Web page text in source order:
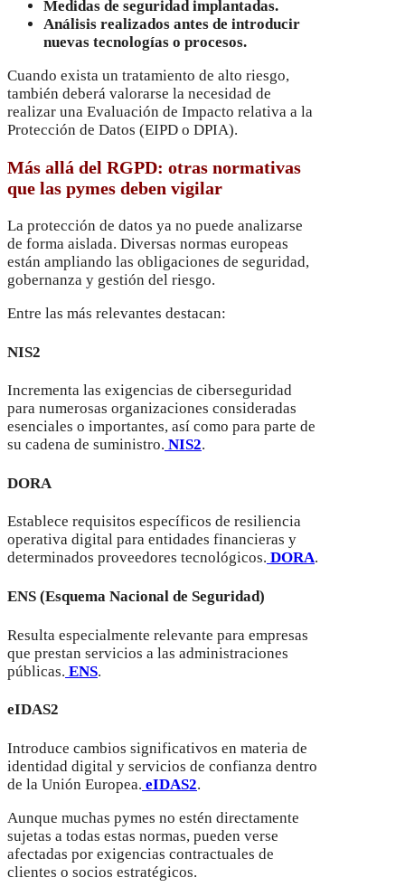
Medidas de seguridad implantadas.
Análisis realizados antes de introducir
nuevas tecnologías o procesos.
Cuando exista un tratamiento de alto riesgo,
también deberá valorarse la necesidad de
realizar una Evaluación de Impacto relativa a la
Protección de Datos (EIPD o DPIA).
Más allá del RGPD: otras normativas
que las pymes deben vigilar
La protección de datos ya no puede analizarse
de forma aislada. Diversas normas europeas
están ampliando las obligaciones de seguridad,
gobernanza y gestión del riesgo.
Entre las más relevantes destacan:
NIS2
Incrementa las exigencias de ciberseguridad
para numerosas organizaciones consideradas
esenciales o importantes, así como para parte de
su cadena de suministro. NIS2.
DORA
Establece requisitos específicos de resiliencia
operativa digital para entidades financieras y
determinados proveedores tecnológicos. DORA.
ENS (Esquema Nacional de Seguridad)
Resulta especialmente relevante para empresas
que prestan servicios a las administraciones
públicas. ENS.
eIDAS2
Introduce cambios significativos en materia de
identidad digital y servicios de confianza dentro
de la Unión Europea. eIDAS2.
Aunque muchas pymes no estén directamente
sujetas a todas estas normas, pueden verse
afectadas por exigencias contractuales de
clientes o socios estratégicos.